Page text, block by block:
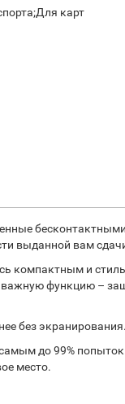
карт
выданной вам
компактным и
важную функцию –
без экранирования.
до 99% попыток
место.